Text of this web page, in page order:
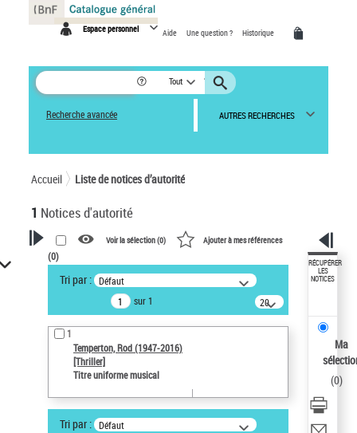
Espace personnel Aide Une question ? Historique
Tout
Recherche avancée AUTRES RECHERCHES
Accueil Liste de notices d’autorité
1 Notices d'autorité
VOTRE RECHERCHE
Recherche avancée dans les
notices d’autorité
Œuvres liées à l'auteur :
Temperton, Rod (1947-2016)
Sauvegarder votre recherche
AFFINER
Type de notice d'autorité
Voir la sélection (0) Ajouter à mes références
(0)
Tri par : Défaut
sur 1
20
résultats/page
1
Temperton, Rod (1947-2016)
[Thriller]
Titre uniforme musical
Tri par : Défaut
RÉCUPÉRER
LES
NOTICES
Ma
(0)
Panneau de gestion des cookies